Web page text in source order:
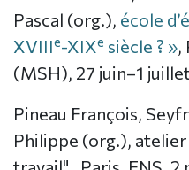
Pascal (org.), école
XVIIIe-XIXe siècle ? »,
(MSH), 27 juin–1
Pineau François,
Philippe (org.),